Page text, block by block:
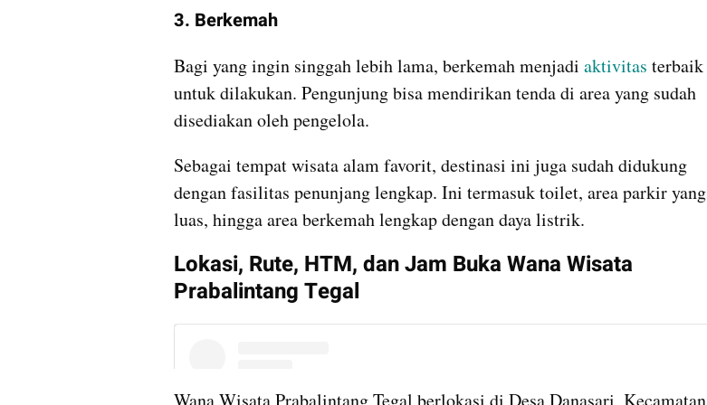
3. Berkemah
Bagi yang ingin singgah lebih lama, berkemah menjadi aktivitas terbaik
untuk dilakukan. Pengunjung bisa mendirikan tenda di area yang sudah
disediakan oleh pengelola.
Sebagai tempat wisata alam favorit, destinasi ini juga sudah didukung
dengan fasilitas penunjang lengkap. Ini termasuk toilet, area parkir yang
luas, hingga area berkemah lengkap dengan daya listrik.
Lokasi, Rute, HTM, dan Jam Buka Wana Wisata
Prabalintang Tegal
Wana Wisata Prabalintang Tegal berlokasi di Desa Danasari, Kecamatan